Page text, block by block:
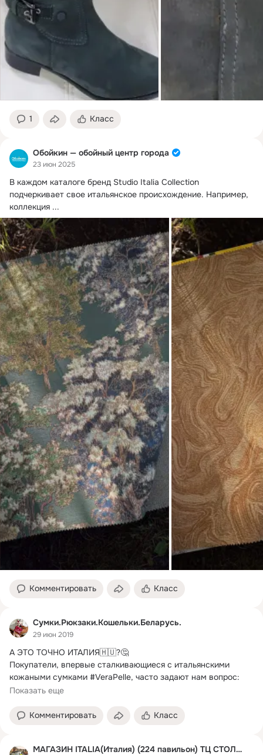
1 Класс
Обойкин — обойный центр города
23 июн 2025
В каждом каталоге бренд Studio Italia Collection
подчеркивает свое итальянское происхождение. Например,
коллекция ...
Комментировать Класс
Сумки.Рюкзаки.Кошельки.Беларусь.
29 июн 2019
А ЭТО ТОЧНО ИТАЛИЯ🇭🇺?🤔
Покупатели, впервые сталкивающиеся с итальянскими
кожаными сумками #VeraPelle, часто задают нам вопрос:
что...
Показать еще
Комментировать Класс
МАГАЗИН ITALIA(Италия) (224 павильон) ТЦ СТОЛИЦА